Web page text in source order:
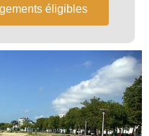
éligibles